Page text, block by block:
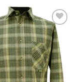
Add to
Wishlist